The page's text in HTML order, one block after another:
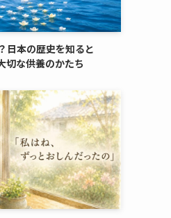
日本の​歴史を​知ると​
切な​供養のかたち